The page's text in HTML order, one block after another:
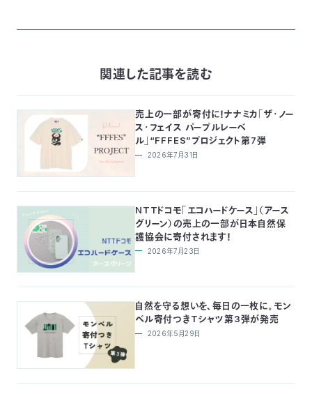
関連した記事を読む
売上の一部が寄付に！ナナミカ「ザ･ノー
ス･フェイス パープルレーベ
ル」“FFFES”プロジェクト第7弾
2026年7月31日
NTTドコモ「エコハードケース」（アース
グリーン）の売上の一部が日本自然保
護協会に寄付されます！
2026年7月23日
自然を守る想いを、毎日の一枚に。モン
ベル寄付つきTシャツ第3弾が発売
2026年5月29日